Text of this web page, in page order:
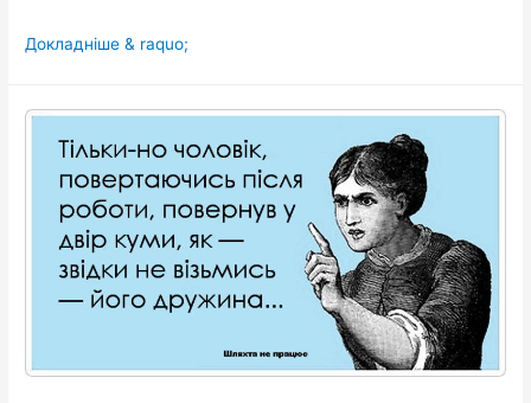
Сидить
каже
своїй
дружині:
подзвонять.
Докладніше & raquo;